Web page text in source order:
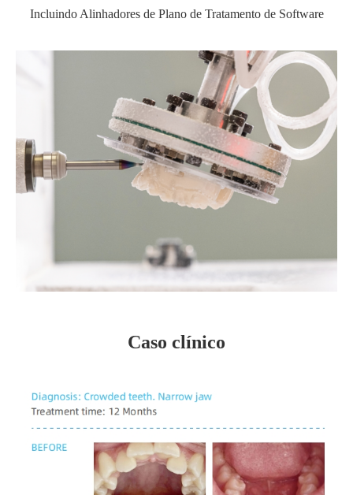
Incluindo Alinhadores de Plano de Tratamento de Software
Caso clínico